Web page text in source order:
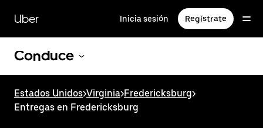
contenido
principal
Uber Inicia sesión Regístrate
Conduce
Estados Unidos>Virginia>Fredericksburg>
Entregas en Fredericksburg